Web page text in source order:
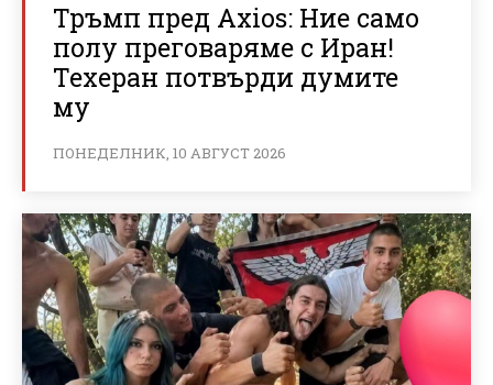
Тръмп пред Axios: Ние само
полу преговаряме с Иран!
Техеран потвърди думите
му
ПОНЕДЕЛНИК, 10 АВГУСТ 2026